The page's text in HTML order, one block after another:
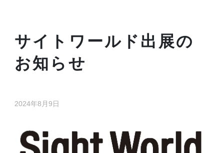
サイトワールド出展の
お知らせ
2024年8月9日